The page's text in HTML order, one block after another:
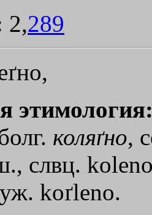
2,289
коляґно,
слвц.
koґleno.